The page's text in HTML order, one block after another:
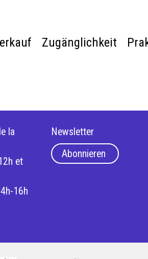
Zugänglichkeit
la
et
16h
Newsletter
Abonnieren